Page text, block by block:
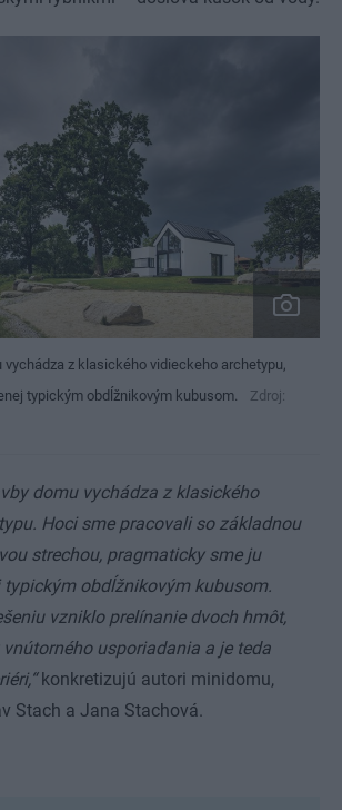
z klasického vidieckeho archetypu,
typickým obdĺžnikovým kubusom.
Zdroj:
domu vychádza z klasického
Hoci sme pracovali so základnou
strechou, pragmaticky sme ju
typickým obdĺžnikovým kubusom.
vzniklo prelínanie dvoch hmôt,
usporiadania a je teda
konkretizujú autori minidomu,
Stach a Jana Stachová.